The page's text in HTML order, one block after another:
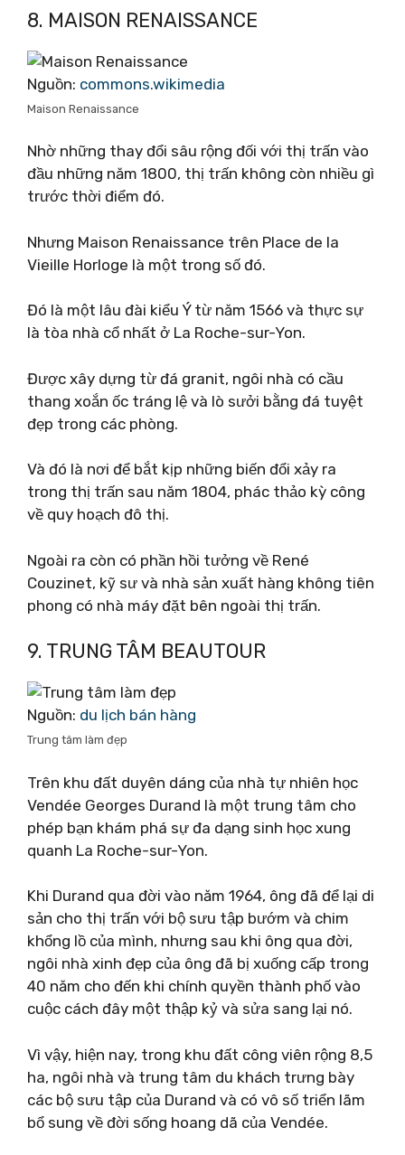
8. MAISON RENAISSANCE
Nguồn: commons.wikimedia
Maison Renaissance
Nhờ những thay đổi sâu rộng đối với thị trấn vào
đầu những năm 1800, thị trấn không còn nhiều gì
trước thời điểm đó.
Nhưng Maison Renaissance trên Place de la
Vieille Horloge là một trong số đó.
Đó là một lâu đài kiểu Ý từ năm 1566 và thực sự
là tòa nhà cổ nhất ở La Roche-sur-Yon.
Được xây dựng từ đá granit, ngôi nhà có cầu
thang xoắn ốc tráng lệ và lò sưởi bằng đá tuyệt
đẹp trong các phòng.
Và đó là nơi để bắt kịp những biến đổi xảy ra
trong thị trấn sau năm 1804, phác thảo kỳ công
về quy hoạch đô thị.
Ngoài ra còn có phần hồi tưởng về René
Couzinet, kỹ sư và nhà sản xuất hàng không tiên
phong có nhà máy đặt bên ngoài thị trấn.
9. TRUNG TÂM BEAUTOUR
Nguồn: du lịch bán hàng
Trung tâm làm đẹp
Trên khu đất duyên dáng của nhà tự nhiên học
Vendée Georges Durand là một trung tâm cho
phép bạn khám phá sự đa dạng sinh học xung
quanh La Roche-sur-Yon.
Khi Durand qua đời vào năm 1964, ông đã để lại di
sản cho thị trấn với bộ sưu tập bướm và chim
khổng lồ của mình, nhưng sau khi ông qua đời,
ngôi nhà xinh đẹp của ông đã bị xuống cấp trong
40 năm cho đến khi chính quyền thành phố vào
cuộc cách đây một thập kỷ và sửa sang lại nó.
Vì vậy, hiện nay, trong khu đất công viên rộng 8,5
ha, ngôi nhà và trung tâm du khách trưng bày
các bộ sưu tập của Durand và có vô số triển lãm
bổ sung về đời sống hoang dã của Vendée.